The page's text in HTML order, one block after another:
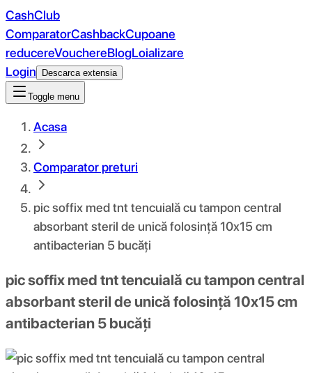
CashClub
ComparatorCashbackCupoane
reducereVouchereBlogLoializare
Login
Descarca extensia
Toggle menu
Acasa
Comparator preturi
pic soffix med tnt tencuială cu tampon central
absorbant steril de unică folosință 10x15 cm
antibacterian 5 bucăți
pic soffix med tnt tencuială cu tampon central
absorbant steril de unică folosință 10x15 cm
antibacterian 5 bucăți